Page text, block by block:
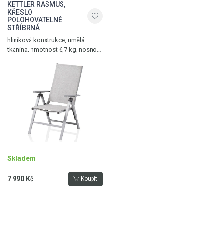
KETTLER RASMUS,
KŘESLO
POLOHOVATELNÉ
STŘÍBRNÁ
hliníková konstrukce, umělá
tkanina, hmotnost 6,7 kg, nosnost
Skladem
7 990 Kč Koupit